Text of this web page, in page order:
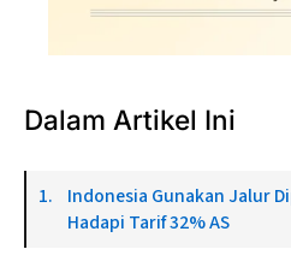
Dalam Artikel Ini
Indonesia Gunakan Jalur
Hadapi Tarif 32% AS